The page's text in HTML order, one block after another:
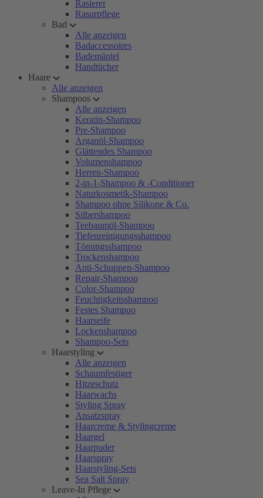
Rasierer
Rasurpflege
Bad
Alle anzeigen
Badaccessoires
Bademäntel
Handtücher
Haare
Alle anzeigen
Shampoos
Alle anzeigen
Keratin-Shampoo
Pre-Shampoo
Arganöl-Shampoo
Glättendes Shampoo
Volumenshampoo
Herren-Shampoo
2-in-1-Shampoo & -Conditioner
Naturkosmetik-Shampoo
Shampoo ohne Silikone & Co.
Silbershampoo
Teebaumöl-Shampoo
Tiefenreinigungsshampoo
Tönungsshampoo
Trockenshampoo
Anti-Schuppen-Shampoo
Repair-Shampoo
Color-Shampoo
Feuchtigkeitsshampoo
Festes Shampoo
Haarseife
Lockenshampoo
Shampoo-Sets
Haarstyling
Alle anzeigen
Schaumfestiger
Hitzeschutz
Haarwachs
Styling Spray
Ansatzspray
Haarcreme & Stylingcreme
Haargel
Haarpuder
Haarspray
Haarstyling-Sets
Sea Salt Spray
Leave-In Pflege